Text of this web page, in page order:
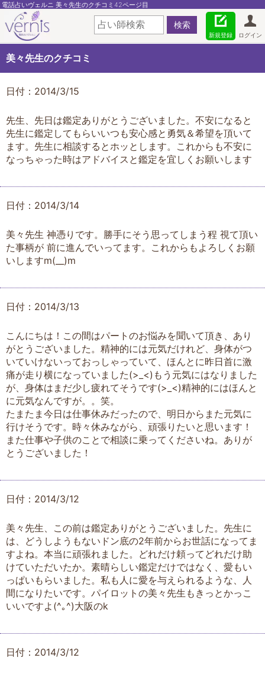
電話占いヴェルニ 美々先生のクチコミ42ページ目
ログイン
新規登録
美々先生のクチコミ
日付：2014/3/15
先生、先日は鑑定ありがとうございました。不安になると
先生に鑑定してもらいいつも安心感と勇気＆希望を頂いて
ます。先生に相談するとホッとします。これからも不安に
なっちゃった時はアドバイスと鑑定を宜しくお願いします
日付：2014/3/14
美々先生 神憑りです。勝手にそう思ってしまう程 視て頂い
た事柄が 前に進んでいってます。これからもよろしくお願
いしますm(__)m
日付：2014/3/13
こんにちは！この間はパートのお悩みを聞いて頂き、あり
がとうございました。精神的には元気だけれど、身体がつ
いていけないっておっしゃっていて、ほんとに昨日首に激
痛が走り横になっていました(>_<)もう元気にはなりました
が、身体はまだ少し疲れてそうです(>_<)精神的にはほんと
に元気なんですが。。笑。
たまたま今日は仕事休みだったので、明日からまた元気に
行けそうです。時々休みながら、頑張りたいと思います！
また仕事や子供のことで相談に乗ってくださいね。ありが
とうございました！
日付：2014/3/12
美々先生、この前は鑑定ありがとうございました。先生に
は、どうしようもないドン底の2年前からお世話になってま
すよね。本当に頑張れました。どれだけ頼ってどれだけ助
けていただいたか。素晴らしい鑑定だけではなく、愛もい
っぱいもらいました。私も人に愛を与えられるような、人
間になりたいです。パイロットの美々先生もきっとかっこ
いいですよ(^｡^)大阪のk
日付：2014/3/12